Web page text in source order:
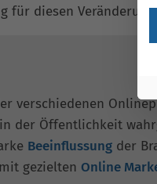
für diesen
verschiedenen
der Öffentlichkeit
Beeinflussung der
gezielten Online